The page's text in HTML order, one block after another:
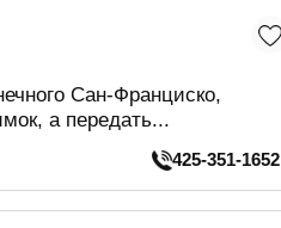
Сан-Франциско,
а передать...
425-351-1652